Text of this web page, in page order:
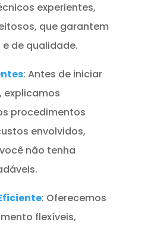
experientes,
que garantem
de qualidade.
: Antes de iniciar
explicamos
procedimentos
envolvidos,
não tenha
: Oferecemos
flexíveis,